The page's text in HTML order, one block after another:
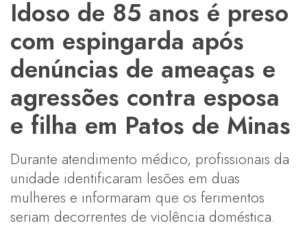
Idoso de 85 anos é preso
com espingarda após
denúncias de ameaças e
agressões contra esposa
e filha em Patos de Minas
Durante atendimento médico, profissionais da
unidade identificaram lesões em duas
mulheres e informaram que os ferimentos
seriam decorrentes de violência doméstica.